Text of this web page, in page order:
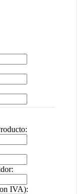
IVA):